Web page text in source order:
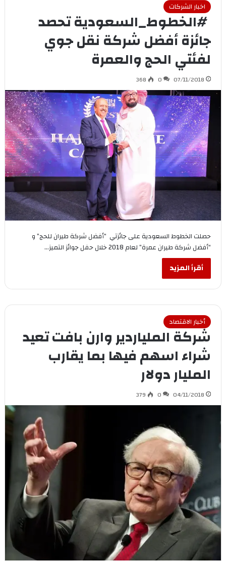
اخبار الشركات
‫ ⁧‫#الخطوط_السعودية‬⁩‬ تحصد
جائزة أفضل شركة نقل جوي
لفئتي الحج والعمرة
07/11/2018
0
368
حصلت الخطوط السعودية على جائزتي “أفضل شركة طيران للحج” و
“أفضل شركة طيران عمرة” لعام 2018 خلال حفل جوائز التميز…
أقرأ المزيد
أخبار الاقتصاد
شركة الملياردير وارن بافت تعيد
شراء اسهم فيها بما يقارب
المليار دولار
04/11/2018
0
379